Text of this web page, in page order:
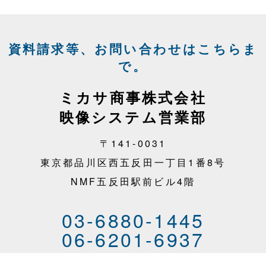
資料請求等、お問い合わせはこちらま
で。
ミカサ商事株式会社
映像システム営業部
〒141-0031
東京都品川区西五反田一丁目1番8号
NMF五反田駅前ビル4階
03-6880-1445
06-6201-6937